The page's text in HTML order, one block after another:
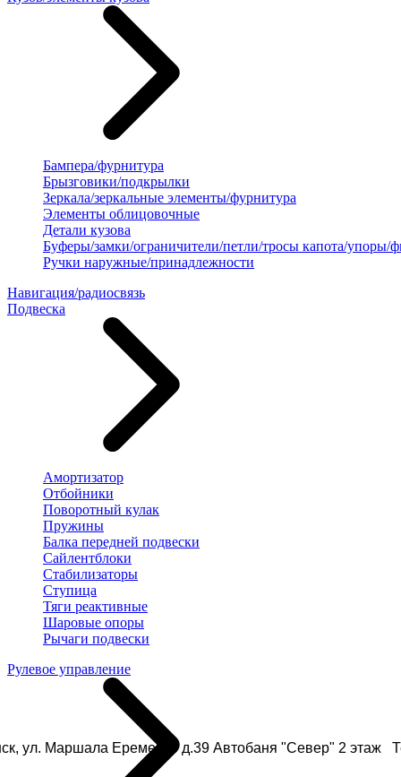
ул. Маршала Еременко д.39 Автобаня "Север" 2 этаж
Бампера/фурнитура
Брызговики/подкрылки
Зеркала/зеркальные элементы/фурнитура
Элементы облицовочные
Детали кузова
Буферы/замки/ограничители/петли/тросы капота/упоры/
Ручки наружные/принадлежности
Навигация/радиосвязь
Подвеска
Амортизатор
Отбойники
Поворотный кулак
Пружины
Балка передней подвески
Сайлентблоки
Стабилизаторы
Ступица
Тяги реактивные
Шаровые опоры
Рычаги подвески
Рулевое управление